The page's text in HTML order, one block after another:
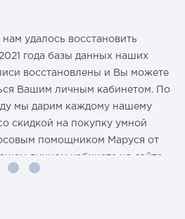
удалось восстановить
года базы данных наших
восстановлены и Вы можете
Вашим личным кабинетом. По
мы дарим каждому нашему
скидкой на покупку умной
помощником Маруся от
личном кабинете на сайте
февраля.